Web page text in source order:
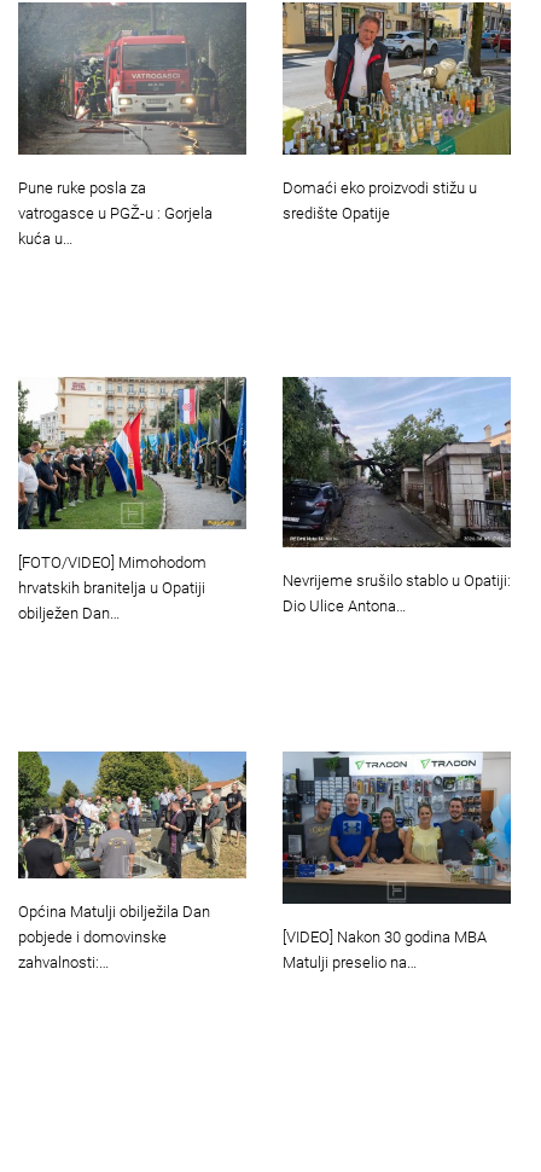
Pune ruke posla za
vatrogasce u PGŽ-u : Gorjela
kuća u…
Domaći eko proizvodi stižu u
središte Opatije
[FOTO/VIDEO] Mimohodom
hrvatskih branitelja u Opatiji
obilježen Dan…
Nevrijeme srušilo stablo u Opatiji:
Dio Ulice Antona…
Općina Matulji obilježila Dan
pobjede i domovinske
zahvalnosti:…
[VIDEO] Nakon 30 godina MBA
Matulji preselio na…